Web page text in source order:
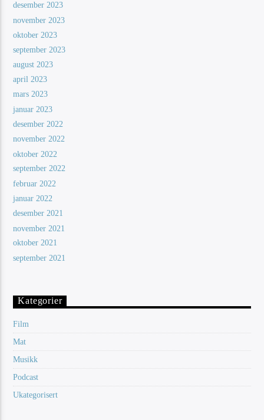
desember 2023
november 2023
oktober 2023
september 2023
august 2023
april 2023
mars 2023
januar 2023
desember 2022
november 2022
oktober 2022
september 2022
februar 2022
januar 2022
desember 2021
november 2021
oktober 2021
september 2021
Kategorier
Film
Mat
Musikk
Podcast
Ukategorisert